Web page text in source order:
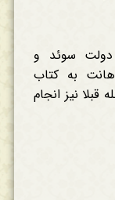
دولت سوئد و
به کتاب
نیز انجام